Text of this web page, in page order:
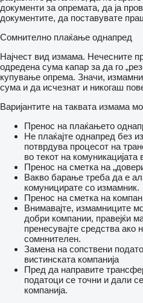
документи за опремата, да ја
документите, да поставувате
Сомнително плаќање однапред
Најчест вид измама. Нечесните
одредена сума капар за да го
купување опрема. Значи,
сума и да исчезнат и никогаш
Варијантите на таквата измама
Пренос на плаќањето
Не плаќајте однапред без
потврдува процесот на
во текот на
Пренос на сметка на
Вакво барање треба да е
комуницирате со измамник.
Пренос на сметка на
Внимавајте, измамниците
добри компании, правејќи
пренесувајте средства ако
сомннителен.
Замена на сопствени
вистинската компанија
Пред да направите
податоци се точни и дали
компанија.